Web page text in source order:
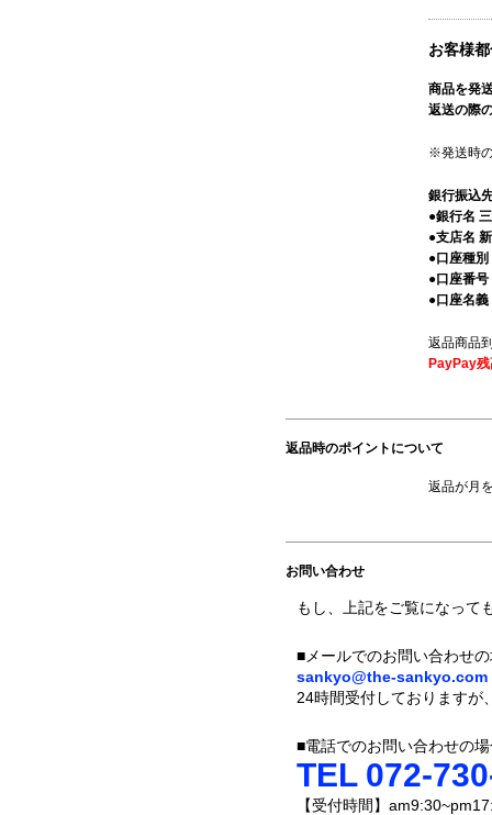
お客様
商品を発
返送の際
※発送時
銀行振込
●銀行名
●支店名
●口座種別
●口座番
●口座名
返品商品
PayPay
返品時のポイントについて
返品が月
お問い合わせ
もし、上記をご覧になって
■メールでのお問い合わせ
sankyo@the-sankyo.com
24時間受付しておりますが
■電話でのお問い合わせの
TEL 072-
【受付時間】